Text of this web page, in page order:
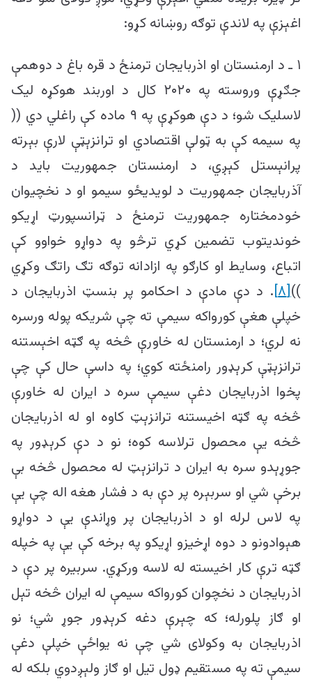
اغېزې په لاندې توګه روښانه کړو:
۱ ـ د ارمنستان او اذربایجان ترمنځ د قره باغ د دوهمې
جګړې وروسته په ۲۰۲۰ کال د اوربند هوکړه لیک
لاسلیک شو؛ د دې هوکړې په ۹ ماده کې راغلي دي ((
په سیمه کې به ټولې اقتصادي او ترانزېټې لارې بېرته
پرانېستل کېږي، د ارمنستان جمهوریت باید د
آذربایجان جمهوریت د لویدیځو سیمو او د نخچیوان
خودمختاره جمهوریت ترمنځ د ټرانسپورټ اړیکو
خوندیتوب تضمین کړي ترڅو په دواړو خواوو کې
اتباع، وسایط او کارګو په ازادانه توګه تګ راتګ وکړي
))[۸]
. د دې مادې د احکامو پر بنسټ اذربایجان د
خپلې هغې کورواکه سیمې ته چې شریکه پوله ورسره
نه لري؛ د ارمنستان له خاورې څخه په ګټه اخېستنه
ترانزېټې کرېډور رامنځته کوي؛ په داسې حال کې چې
پخوا اذربایجان دغې سیمې سره د ایران له خاورې
څخه په ګټه اخیستنه ترانزېټ کاوه او له اذربایجان
څخه یې محصول ترلاسه کوه؛ نو د دې کرېډور په
جوړېدو سره به ایران د ترانزېټ له محصول څخه بې
برخې شي او سربېره پر دې به د فشار هغه اله چې یې
په لاس لرله او د اذربایجان پر وړاندې یې د دواړو
هېوادونو د دوه اړخیزو اړیکو په برخه کې یې په خپله
ګټه ترې کار اخیسته له لاسه ورکړي. سربیره پر دې د
اذربایجان د نخچوان کورواکه سیمې له ایران څخه تېل
او ګاز پلورله؛ که چېرې دغه کرېډور جوړ شي؛ نو
اذربایجان به وکولای شي چې نه یواځې خپلې دغې
سیمې ته په مستقیم ډول تیل او ګاز ولېږدوي بلکه له